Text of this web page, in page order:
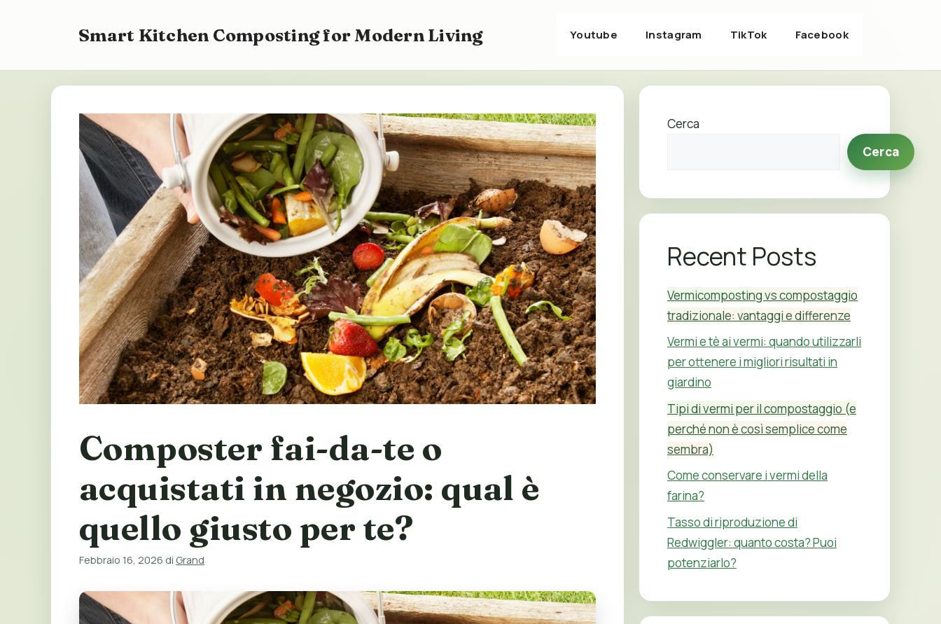
Smart Kitchen Composting for Modern Living Youtube Instagram TikTok Facebook
Composter fai-da-te o
acquistati in negozio: qual è
quello giusto per te?
Febbraio 16, 2026 di Grand
Cerca
Cerca
Recent Posts
Vermicomposting vs compostaggio
tradizionale: vantaggi e differenze
Vermi e tè ai vermi: quando utilizzarli
per ottenere i migliori risultati in
giardino
Tipi di vermi per il compostaggio (e
perché non è così semplice come
sembra)
Come conservare i vermi della
farina?
Tasso di riproduzione di
Redwiggler: quanto costa? Puoi
potenziarlo?